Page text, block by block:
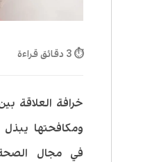
⏱ 3 دقائق قراءة
خرافة العلاقة
ومكافحتهايبذل
في مجال